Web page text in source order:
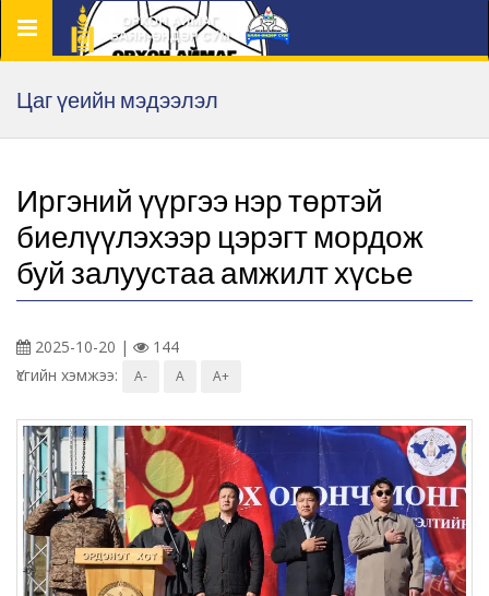
Цэс
Цаг үеийн мэдээлэл
Иргэний үүргээ нэр төртэй
биелүүлэхээр цэрэгт мордож
буй залуустаа амжилт хүсье
2025-10-20 |
144
Үсгийн хэмжээ:
A- A A+